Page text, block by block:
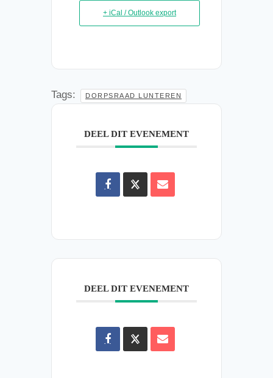
+ iCal / Outlook export
Tags: DORPSRAAD LUNTEREN
DEEL DIT EVENEMENT
DEEL DIT EVENEMENT